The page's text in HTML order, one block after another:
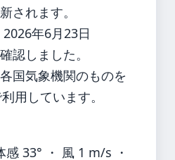
されます。
年6月23日
認しました。
国気象機関のものを
用しています。
感 33° ・ 風 1 m/s ・